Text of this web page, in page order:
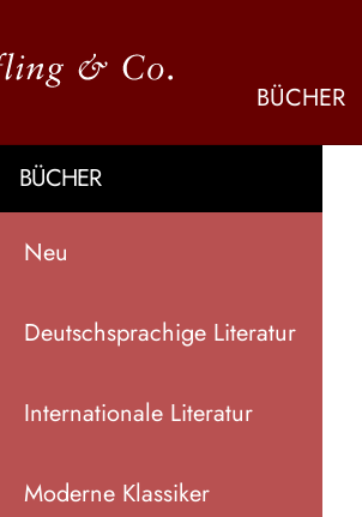
BÜCHER
BÜCHER
Neu
Deutschsprachige Literatur
Internationale Literatur
Moderne Klassiker